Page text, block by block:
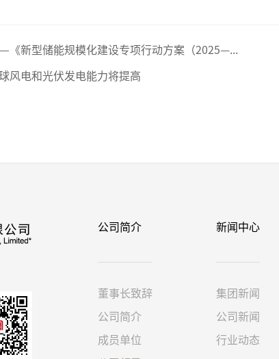
新型储能规模化建设专项行动方案（2025—...
风电和光伏发电能力将提高
公司简介
董事长致辞
公司简介
成员单位
新闻中心
集团新闻
公司新闻
行业动态